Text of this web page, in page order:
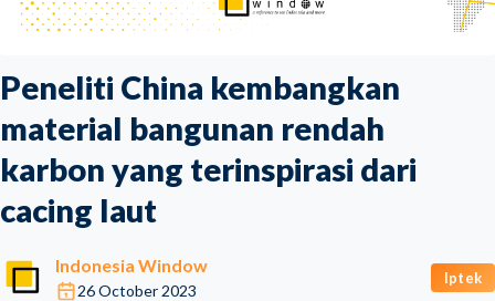
Peneliti China kembangkan
material bangunan rendah
karbon yang terinspirasi dari
cacing laut
Indonesia Window
26 October 2023
Iptek